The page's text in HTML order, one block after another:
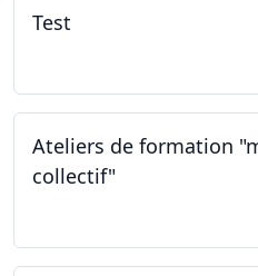
Test
Ateliers de formation
collectif"